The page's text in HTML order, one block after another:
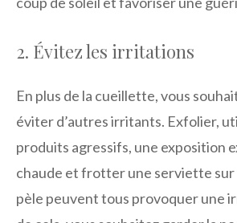
2. Évitez les irritations
En plus de la cueillette, vous
éviter d’autres irritants. Exfolier,
produits agressifs, une exposition
chaude et frotter une serviette sur
pèle peuvent tous provoquer une